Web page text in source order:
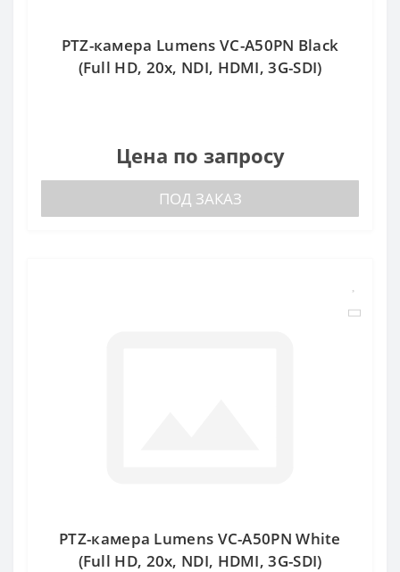
PTZ-камера Lumens VC-A50PN Black
(Full HD, 20x, NDI, HDMI, 3G-SDI)
Цена по запросу
ПОД ЗАКАЗ
PTZ-камера Lumens VC-A50PN White
(Full HD, 20x, NDI, HDMI, 3G-SDI)